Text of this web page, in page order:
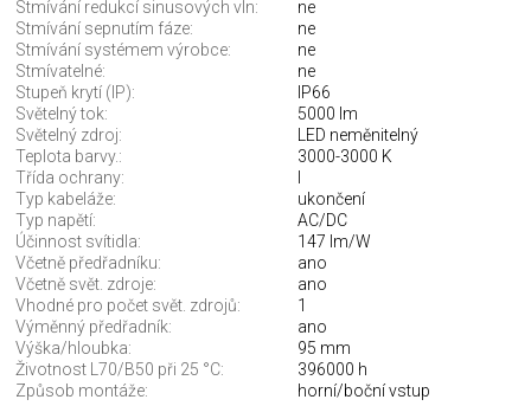
Stmívání redukcí sinusových vln:
ne
Stmívání sepnutím fáze:
ne
Stmívání systémem výrobce:
ne
Stmívatelné:
ne
Stupeň krytí (IP):
IP66
Světelný tok:
5000 lm
Světelný zdroj:
LED neměnitelný
Teplota barvy.:
3000-3000 K
Třída ochrany:
Typ kabeláže:
ukončení
Typ napětí:
AC/DC
Účinnost svítidla:
147 lm/W
Včetně předřadníku:
ano
Včetně svět. zdroje:
ano
Vhodné pro počet svět. zdrojů:
1
Výměnný předřadník:
ano
Výška/hloubka:
95 mm
Životnost L70/B50 při 25 °C:
396000 h
Způsob montáže:
horní/boční vstup